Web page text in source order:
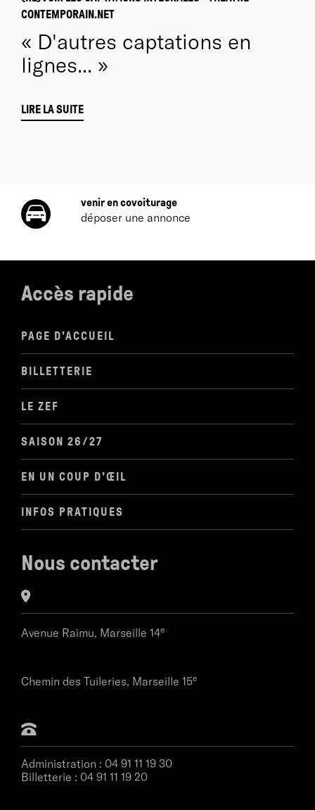
CONTEMPORAIN.NET
D'autres captations en
lignes...
LIRE LA SUITE
venir en covoiturage
déposer une annonce
Accès rapide
PAGE D'ACCUEIL
BILLETTERIE
LE ZEF
SAISON 26/27
EN UN COUP D'ŒIL
INFOS PRATIQUES
Nous contacter
Avenue Raimu, Marseille 14e
Chemin des Tuileries, Marseille 15e
Administration : 04 91 11 19 30
Billetterie : 04 91 11 19 20